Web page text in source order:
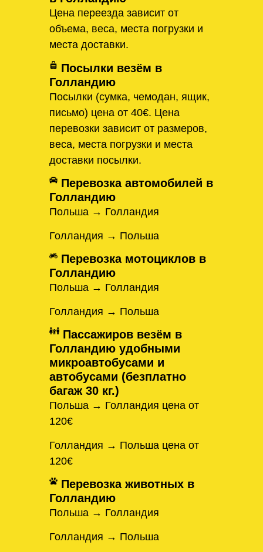
Цена переезда зависит от
объема, веса, места погрузки и
места доставки.
Посылки везём в
Голландию
Посылки (сумка, чемодан, ящик,
письмо) цена от 40€. Цена
перевозки зависит от размеров,
веса, места погрузки и места
доставки посылки.
Перевозка автомобилей в
Голландию
Польша → Голландия
Голландия → Польша
Перевозка мотоциклов в
Голландию
Польша → Голландия
Голландия → Польша
Пассажиров везём в
Голландию удобными
микроавтобусами и
автобусами (безплатно
багаж 30 кг.)
Польша → Голландия цена от
120€
Голландия → Польша цена от
120€
Перевозка животных в
Голландию
Польша → Голландия
Голландия → Польша